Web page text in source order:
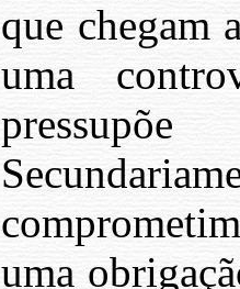
que chegam
uma
uma